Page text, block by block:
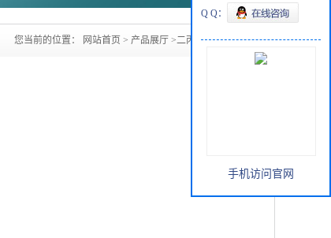
您当前的位置： 网站首页 > 产品展厅 >二丙酮醇直销
Q Q：
手机访问官网